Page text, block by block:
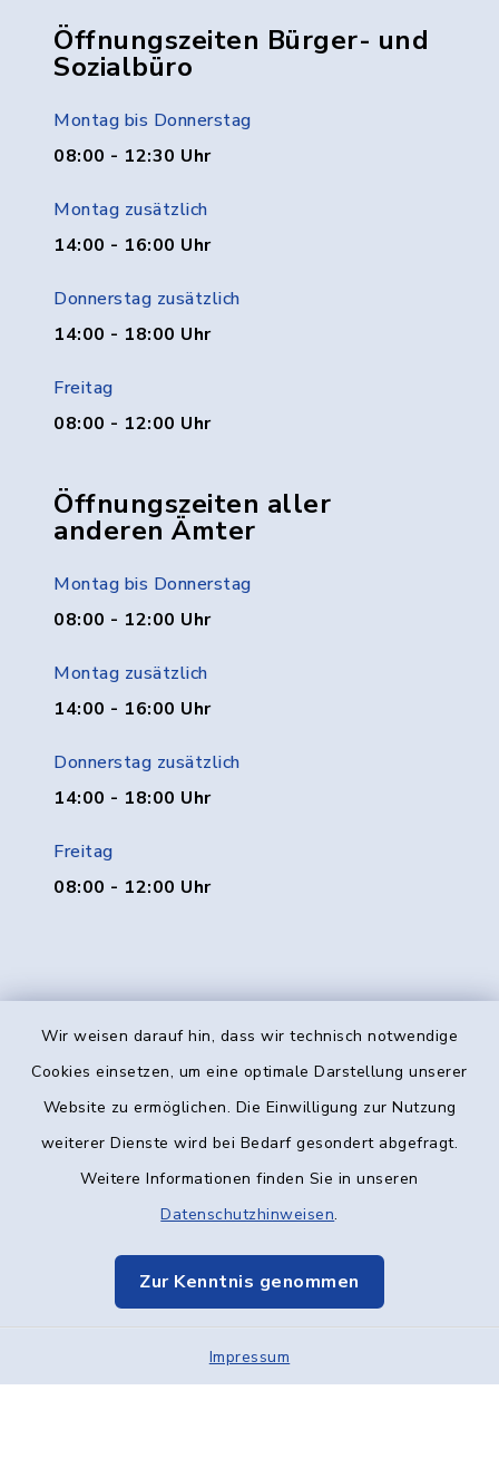
Wir weisen darauf hin, dass wir technisch notwendige
Cookies einsetzen, um eine optimale Darstellung unserer
Website zu ermöglichen. Die Einwilligung zur Nutzung
weiterer Dienste wird bei Bedarf gesondert abgefragt.
Weitere Informationen finden Sie in unseren
Datenschutzhinweisen.
Zur Kenntnis genommen
Impressum
Öffnungszeiten Bürger- und
Sozialbüro
Montag bis Donnerstag
08:00 - 12:30 Uhr
Montag zusätzlich
14:00 - 16:00 Uhr
Donnerstag zusätzlich
14:00 - 18:00 Uhr
Freitag
08:00 - 12:00 Uhr
Öffnungszeiten aller
anderen Ämter
Montag bis Donnerstag
08:00 - 12:00 Uhr
Montag zusätzlich
14:00 - 16:00 Uhr
Donnerstag zusätzlich
14:00 - 18:00 Uhr
Freitag
08:00 - 12:00 Uhr
Kontakt
Datenschutz
Elektronische Kommunikation
Sitemap